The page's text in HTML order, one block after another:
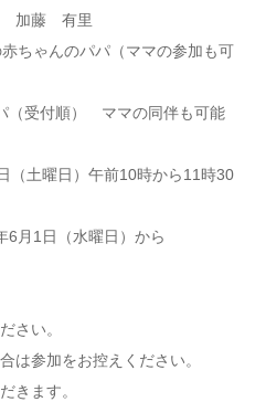
藤 有里
ちゃんのパパ（ママの参加も可
（受付順） ママの同伴も可能
土曜日）午前10時から11時30
月1日（水曜日）から
さい。
は参加をお控えください。
きます。